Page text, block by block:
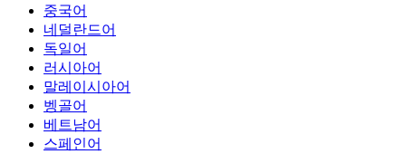
중국어
네덜란드어
독일어
러시아어
말레이시아어
벵골어
베트남어
스페인어